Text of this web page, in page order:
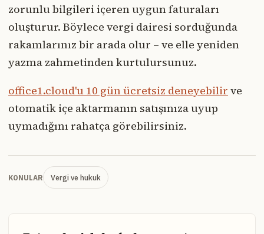
zorunlu bilgileri içeren uygun faturaları
oluşturur. Böylece vergi dairesi sorduğunda
rakamlarınız bir arada olur – ve elle yeniden
yazma zahmetinden kurtulursunuz.
office1.cloud'u 10 gün ücretsiz deneyebilir ve
otomatik içe aktarmanın satışınıza uyup
uymadığını rahatça görebilirsiniz.
KONULAR Vergi ve hukuk